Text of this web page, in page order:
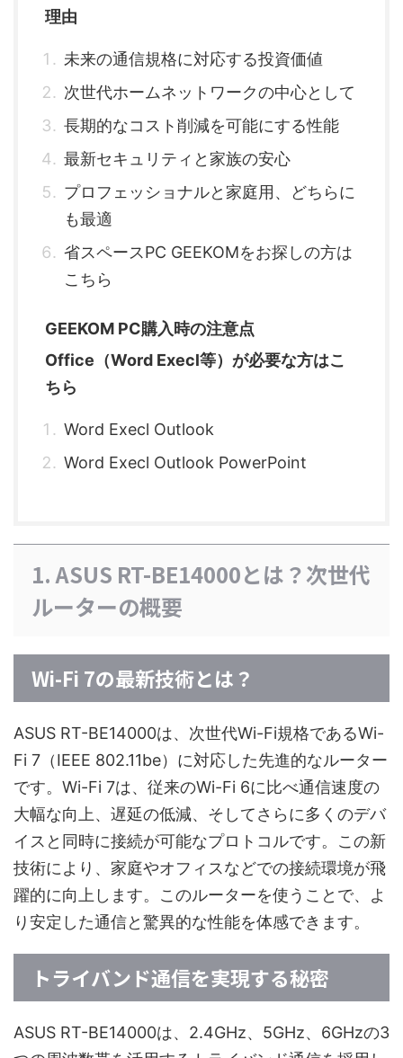
理由
未来の通信規格に対応する投資価値
次世代ホームネットワークの中心として
長期的なコスト削減を可能にする性能
最新セキュリティと家族の安心
プロフェッショナルと家庭用、どちらに
も最適
省スペースPC GEEKOMをお探しの方は
こちら
GEEKOM PC購入時の注意点
Office（Word Execl等）が必要な方はこ
ちら
Word Execl Outlook
Word Execl Outlook PowerPoint
1. ASUS RT-BE14000とは？次世代
ルーターの概要
Wi-Fi 7の最新技術とは？
ASUS RT-BE14000は、次世代Wi-Fi規格であるWi-
Fi 7（IEEE 802.11be）に対応した先進的なルーター
です。Wi-Fi 7は、従来のWi-Fi 6に比べ通信速度の
大幅な向上、遅延の低減、そしてさらに多くのデバ
イスと同時に接続が可能なプロトコルです。この新
技術により、家庭やオフィスなどでの接続環境が飛
躍的に向上します。このルーターを使うことで、よ
り安定した通信と驚異的な性能を体感できます。
トライバンド通信を実現する秘密
ASUS RT-BE14000は、2.4GHz、5GHz、6GHzの3